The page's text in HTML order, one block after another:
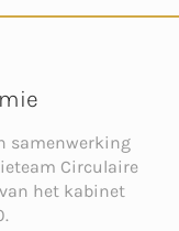
samenwerking
Circulaire
het kabinet